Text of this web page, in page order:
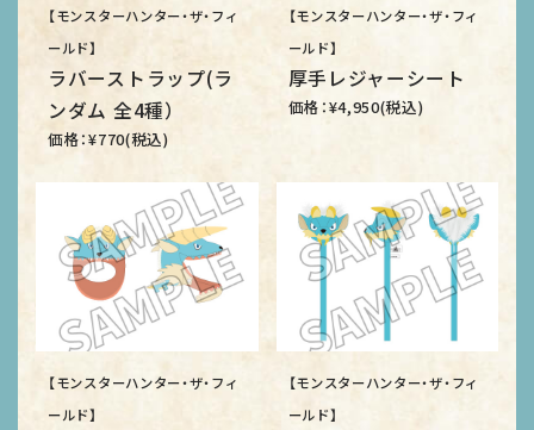
【モンスターハンター・ザ・フィ
ールド】
ラバーストラップ(ラ
ンダム 全4種）
価格：¥770(税込)
【モンスターハンター・ザ・フィ
ールド】
厚手レジャーシート
価格：¥4,950(税込)
【モンスターハンター・ザ・フィ
ールド】
【モンスターハンター・ザ・フィ
ールド】